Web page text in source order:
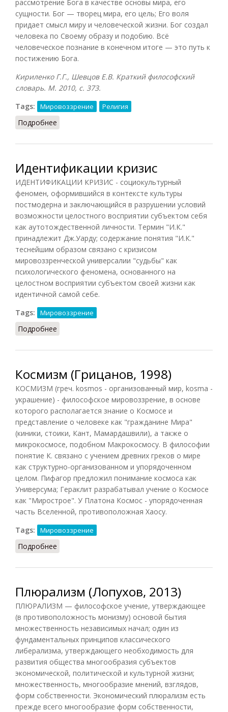
рассмотрение Бога в качестве основы мира, его
сущности. Бог — творец мира, его цель; Его воля
придает смысл миру и человеческой жизни. Бог создал
человека по Своему образу и подобию. Всё
человеческое познание в конечном итоге — это путь к
постижению Бога.
Кириленко Г.Г., Шевцов Е.В. Краткий философский
словарь. М. 2010, с. 373.
Tags:
Мировоззрение Религия
Подробнее
Идентификации кризис
ИДЕНТИФИКАЦИИ КРИЗИС - социокультурный
феномен, оформившийся в контексте культуры
постмодерна и заключающийся в разрушении условий
возможности целостного восприятии субъектом себя
как аутотождественной личности. Термин "И.К."
принадлежит Дж.Уарду; содержание понятия "И.К."
теснейшим образом связано с кризисом
мировоззренческой универсалии "судьбы" как
психологического феномена, основанного на
целостном восприятии субъектом своей жизни как
идентичной самой себе.
Tags:
Мировоззрение
Подробнее
Космизм (Грицанов, 1998)
КОСМИЗМ (греч. kosmos - организованный мир, kosma -
украшение) - философское мировоззрение, в основе
которого располагается знание о Космосе и
представление о человеке как "гражданине Мира"
(киники, стоики, Кант, Мамардашвили), а также о
микрокосмосе, подобном Макрокосмосу. В философии
понятие К. связано с учением древних греков о мире
как структурно-организованном и упорядоченном
целом. Пифагор предложил понимание космоса как
Универсума; Гераклит разрабатывал учение о Космосе
как "Мирострое". У Платона Космос - упорядоченная
часть Вселенной, противоположная Хаосу.
Tags:
Мировоззрение
Подробнее
Плюрализм (Лопухов, 2013)
ПЛЮРАЛИЗМ — философское учение, утверждающее
(в противоположность монизму) основой бытия
множественность независимых начал; один из
фундаментальных принципов классического
либерализма, утверждающего необходимость для
развития общества многообразия субъектов
экономической, политической и культурной жизни;
множественность, многообразие мнений, взглядов,
форм собственности. Экономический плюрализм есть
прежде всего многообразие форм собственности,